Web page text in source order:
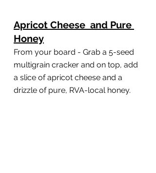
Apricot Cheese  and Pure
Honey
From your board - Grab a 5-seed
multigrain cracker and on top, add
a slice of apricot cheese and a
drizzle of pure, RVA-local honey.